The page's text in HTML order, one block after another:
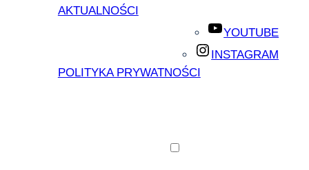
AKTUALNOŚCI
YOUTUBE
INSTAGRAM
POLITYKA PRYWATNOŚCI